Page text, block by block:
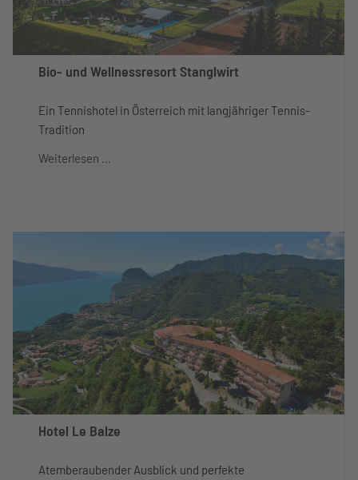
Bio- und Wellnessresort Stanglwirt
Ein Tennishotel in Österreich mit langjähriger Tennis-
Tradition
Weiterlesen …
Hotel Le Balze
Atemberaubender Ausblick und perfekte